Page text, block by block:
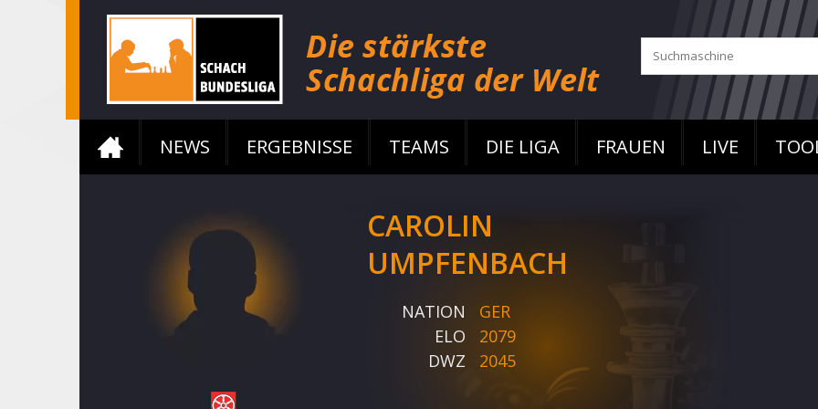
NEWS ERGEBNISSE TEAMS DIE LIGA FRAUEN LIVE
CAROLIN
UMPFENBACH
NATION
GER
ELO
2079
DWZ
2045